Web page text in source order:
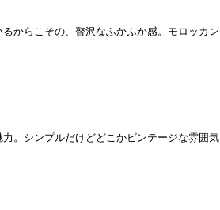
からこその、贅沢なふかふか感。モロッカ
。シンプルだけどどこかビンテージな雰囲